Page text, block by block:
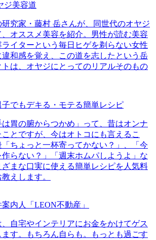
ジ美容道
研究家・藤村 岳さんが、同世代のオヤジ
、オススメ美容を紹介。男性が読む美容
イターという毎日ヒゲを剃らない女性
和感を覚え、この道を志したという岳
トは、オヤジにとってのリアルそのもの
でもデキる・モテる簡単レシピ
は胃の腑からつかめ」って、昔はオンナ
とですが、今はオトコにも言えるこ
「ちょっと一杯寄ってかない？」、「今
らない？」「週末ホムパしようよ」な
ざまな口実に使える簡単レシピを人気料
えします。
内人「LEON不動産」
自宅やインテリアにお金をかけてゲス
ます。もちろん自らも。もっとも過ごす